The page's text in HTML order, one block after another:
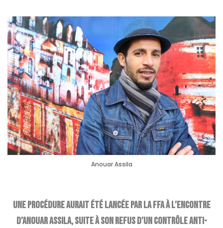
Anouar Assila
Une procédure aurait été lancée par la FFA à l’encontre
d’Anouar Assila, suite à son refus d’un contrôle anti-